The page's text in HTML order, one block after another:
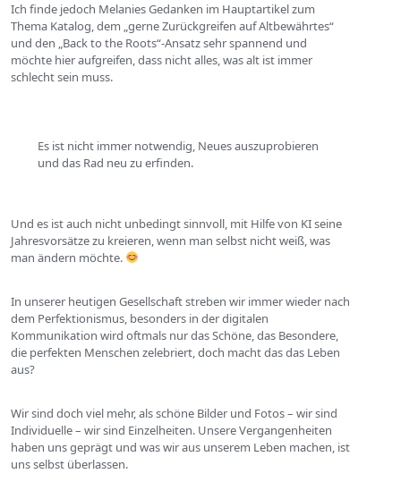
Ich finde jedoch Melanies Gedanken im Hauptartikel zum
Thema Katalog, dem „gerne Zurückgreifen auf Altbewährtes“
und den „Back to the Roots“-Ansatz sehr spannend und
möchte hier aufgreifen, dass nicht alles, was alt ist immer
schlecht sein muss.
Es ist nicht immer notwendig, Neues auszuprobieren
und das Rad neu zu erfinden.
Und es ist auch nicht unbedingt sinnvoll, mit Hilfe von KI seine
Jahresvorsätze zu kreieren, wenn man selbst nicht weiß, was
man ändern möchte.
In unserer heutigen Gesellschaft streben wir immer wieder nach
dem Perfektionismus, besonders in der digitalen
Kommunikation wird oftmals nur das Schöne, das Besondere,
die perfekten Menschen zelebriert, doch macht das das Leben
aus?
Wir sind doch viel mehr, als schöne Bilder und Fotos – wir sind
Individuelle – wir sind Einzelheiten. Unsere Vergangenheiten
haben uns geprägt und was wir aus unserem Leben machen, ist
uns selbst überlassen.